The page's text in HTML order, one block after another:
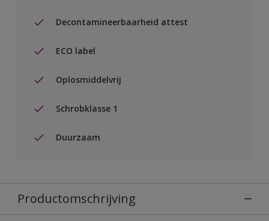
Decontamineerbaarheid attest
ECO label
Oplosmiddelvrij
Schrobklasse 1
Duurzaam
Productomschrijving